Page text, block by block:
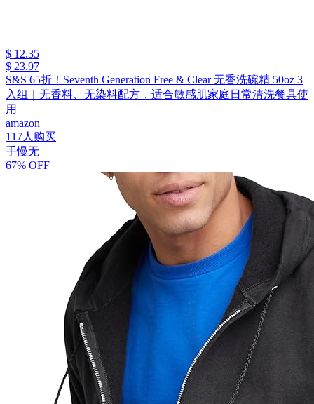
$ 12.35
$ 23.97
S&S 65折！Seventh Generation Free & Clear 无香洗碗精 50oz 3
入组｜无香料、无染料配方，适合敏感肌家庭日常清洗餐具使
用
amazon
117人购买
手慢无
67% OFF